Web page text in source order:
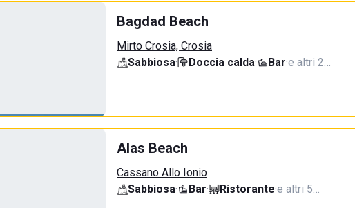
Bagdad Beach
Mirto Crosia, Crosia
Sabbiosa· Doccia calda· Bar·e altri 2…
Alas Beach
Cassano Allo Ionio
Sabbiosa· Bar· Ristorante·e altri 5…